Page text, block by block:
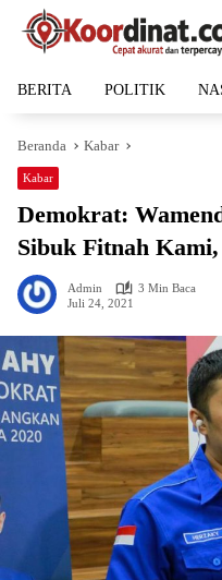
Langsung
BERITA POLITIK
Beranda Kabar
Kabar
Demokrat:
Sibuk Fitnah
Admin
3 Min Baca
Juli 24, 2021